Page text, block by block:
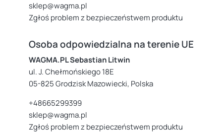
sklep@wagma.pl
Zgłoś problem z bezpieczeństwem produktu
Osoba odpowiedzialna na terenie UE
WAGMA.PL Sebastian Litwin
ul. J. Chełmońskiego 18E
05-825 Grodzisk Mazowiecki, Polska
+48665299399
sklep@wagma.pl
Zgłoś problem z bezpieczeństwem produktu